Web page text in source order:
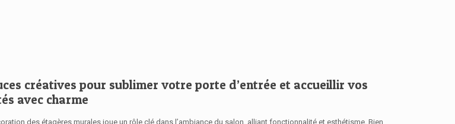
créatives pour sublimer votre porte d’entrée et accueillir vos
avec charme
des étagères murales joue un rôle clé dans l’ambiance du salon, alliant fonctionnalité et esthétisme. Bien